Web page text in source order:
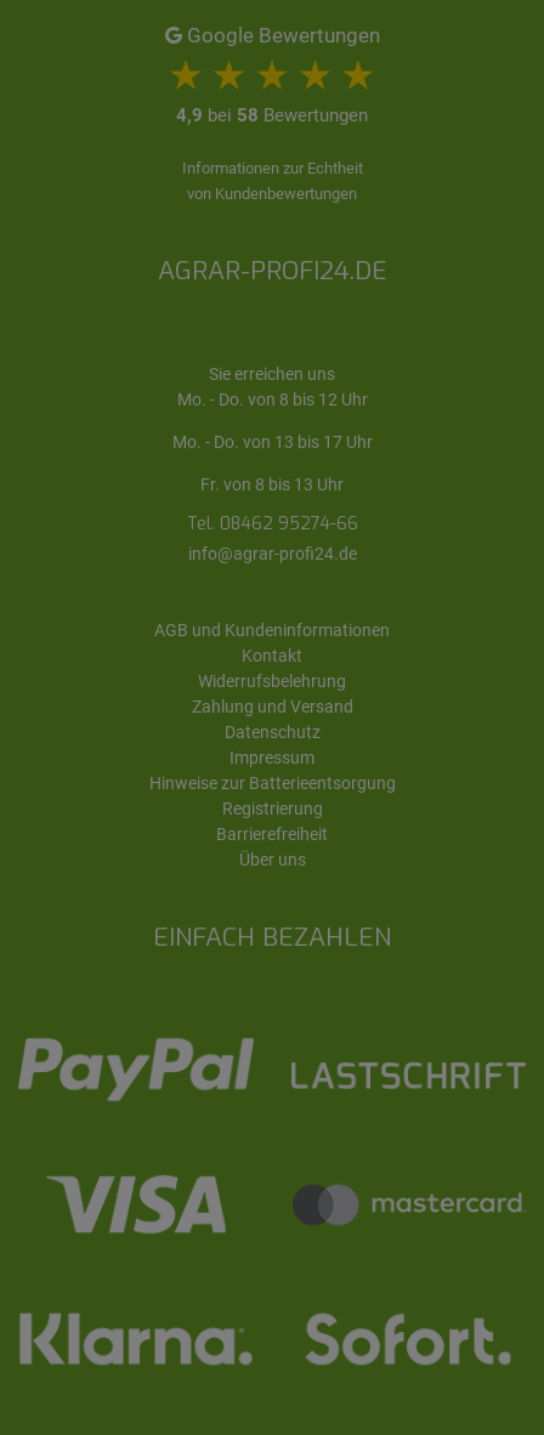
EINFACH BEZAHLEN
Google Bewertungen
4,9 bei 58 Bewertungen
Informationen zur Echtheit
von Kundenbewertungen
AGRAR-PROFI24.DE
Sie erreichen uns
Mo. - Do. von 8 bis 12 Uhr
Mo. - Do. von 13 bis 17 Uhr
Fr. von 8 bis 13 Uhr
Tel. 08462 95274-66
info@agrar-profi24.de
AGB und Kundeninformationen
Kontakt
Widerrufsbelehrung
Zahlung und Versand
Datenschutz
Impressum
Hinweise zur Batterieentsorgung
Registrierung
Barrierefreiheit
Über uns